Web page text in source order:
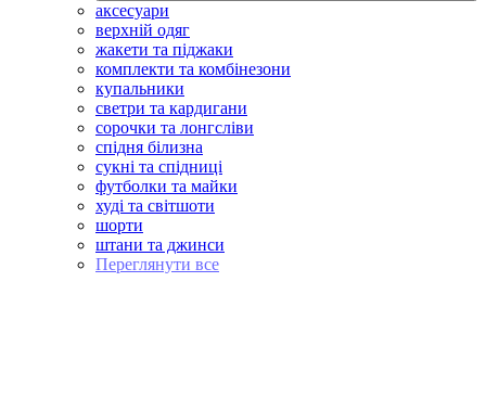
аксесуари
верхній одяг
жакети та піджаки
комплекти та комбінезони
купальники
светри та кардигани
сорочки та лонгсліви
спідня білизна
сукні та спідниці
футболки та майки
худі та світшоти
шорти
штани та джинси
Переглянути все